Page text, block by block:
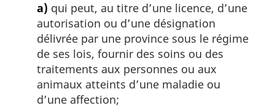
a) qui peut, au titre d’une licence, d’une
autorisation ou d’une désignation
délivrée par une province sous le régime
de ses lois, fournir des soins ou des
traitements aux personnes ou aux
animaux atteints d’une maladie ou
d’une affection;